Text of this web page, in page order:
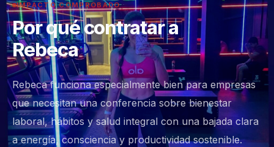
IMPACTO COMPROBADO
Por qué contratar a
Rebeca
Rebeca funciona especialmente bien para empresas
que necesitan una conferencia sobre bienestar
laboral, hábitos y salud integral con una bajada clara
a energía, consciencia y productividad sostenible.